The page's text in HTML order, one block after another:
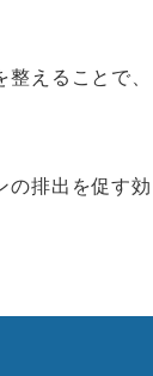
えることで、
の排出を促す効